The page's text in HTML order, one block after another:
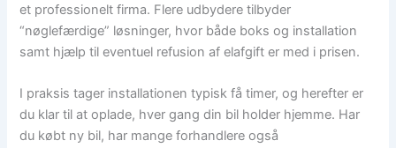
et professionelt firma. Flere udbydere tilbyder
“nøglefærdige” løsninger, hvor både boks og installation
samt hjælp til eventuel refusion af elafgift er med i prisen.
I praksis tager installationen typisk få timer, og herefter er
du klar til at oplade, hver gang din bil holder hjemme. Har
du købt ny bil, har mange forhandlere også